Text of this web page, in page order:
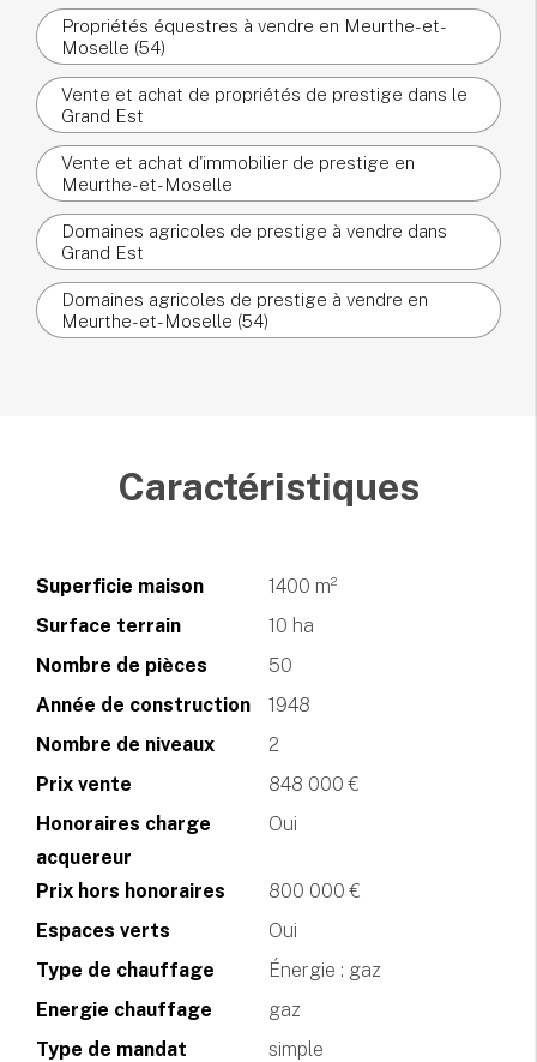
Propriétés équestres à vendre en Meurthe-et-
Moselle (54)
Vente et achat de propriétés de prestige dans le
Grand Est
Vente et achat d'immobilier de prestige en
Meurthe-et-Moselle
Domaines agricoles de prestige à vendre dans
Grand Est
Domaines agricoles de prestige à vendre en
Meurthe-et-Moselle (54)
Caractéristiques
Superficie maison
1400 m²
Surface terrain
10 ha
Nombre de pièces
50
Année de construction
1948
Nombre de niveaux
2
Prix vente
848 000 €
Honoraires charge
acquereur
Oui
Prix hors honoraires
800 000 €
Espaces verts
Oui
Type de chauffage
Énergie : gaz
Energie chauffage
gaz
Type de mandat
simple